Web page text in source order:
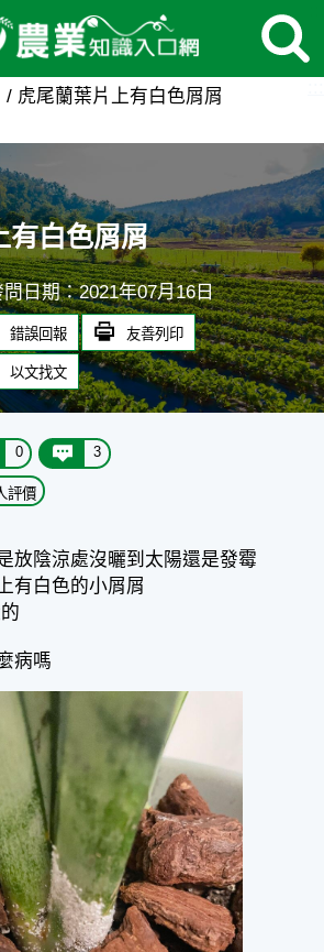
上有白色屑屑 -
虎尾蘭葉片上有白色屑屑
有白色屑屑
問日期：2021年07月16日
錯誤回報 友善列印
以文找文
0 3
評價
放陰涼處沒曬到太陽還是發霉
有白色的小屑屑
病嗎